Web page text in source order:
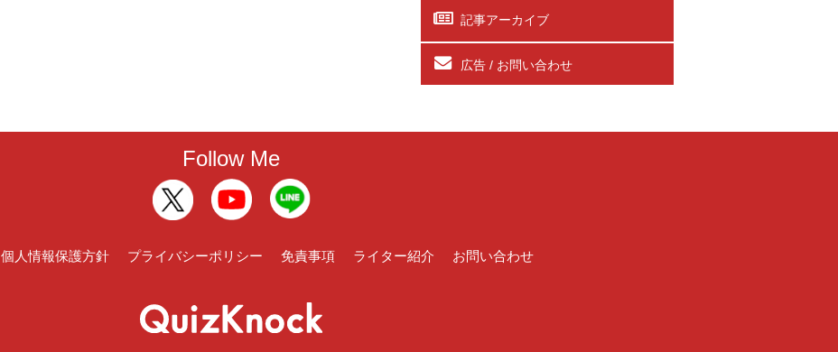
記事アーカイブ
広告 / お問い合わせ
Follow Me
個人情報保護方針 プライバシーポリシー 免責事項 ライター紹介 お問い合わせ